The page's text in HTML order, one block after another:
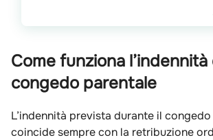
Come funziona
congedo parentale
L’indennità prevista durante il
coincide sempre con la retribuzione